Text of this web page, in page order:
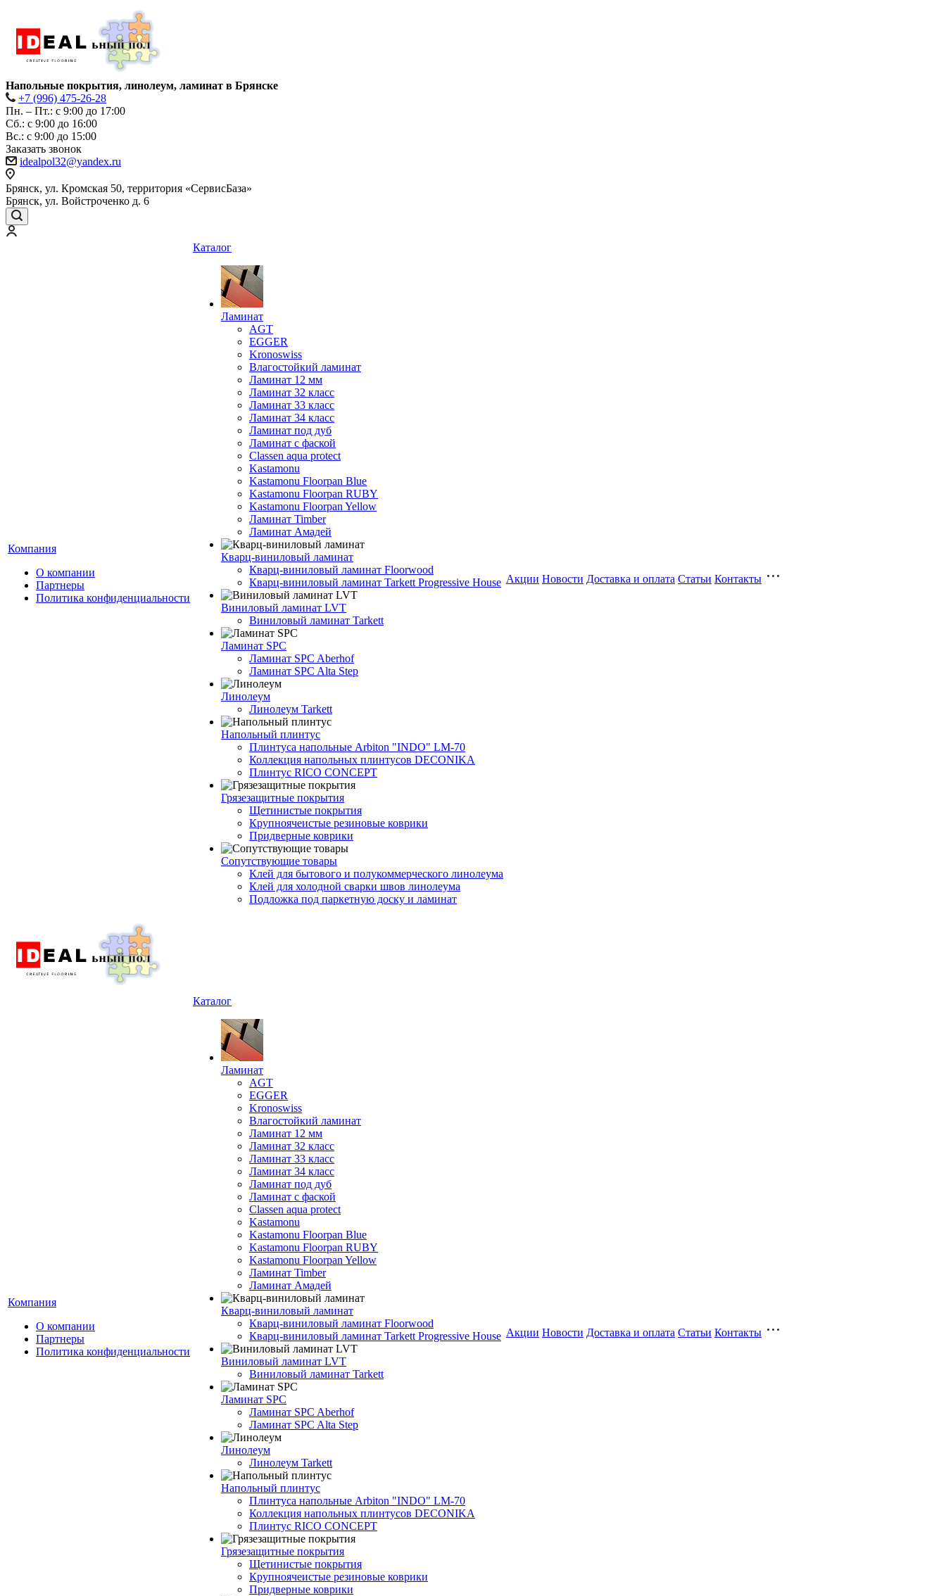
Напольные покрытия, линолеум, ламинат в Брянске
+7 (996) 475-26-28
Пн. – Пт.: с 9:00 до 17:00
Сб.: с 9:00 до 16:00
Bc.: с 9:00 до 15:00
Заказать звонок
idealpol32@yandex.ru
Брянск, ул. Кромская 50, территория «СервисБаза»
Брянск, ул. Войстроченко д. 6
Компания
О компании
Партнеры
Политика конфиденциальности
Каталог
Ламинат
AGT
EGGER
Kronoswiss
Влагостойкий ламинат
Ламинат 12 мм
Ламинат 32 класс
Ламинат 33 класс
Ламинат 34 класс
Ламинат под дуб
Ламинат с фаской
Classen aqua protect
Kastamonu
Kastamonu Floorpan Blue
Kastamonu Floorpan RUBY
Kastamonu Floorpan Yellow
Ламинат Timber
Ламинат Амадей
Кварц-виниловый ламинат
Кварц-виниловый ламинат Floorwood
Кварц-виниловый ламинат Tarkett Progressive House
Виниловый ламинат LVT
Виниловый ламинат Tarkett
Ламинат SPC
Ламинат SPC Aberhof
Ламинат SPC Alta Step
Линолеум
Линолеум Tarkett
Напольный плинтус
Плинтуса напольные Arbiton "INDO" LM-70
Коллекция напольных плинтусов DECONIKA
Плинтус RICO CONCEPT
Грязезащитные покрытия
Щетинистые покрытия
Крупноячеистые резиновые коврики
Придверные коврики
Сопутствующие товары
Клей для бытового и полукоммерческого линолеума
Клей для холодной сварки швов линолеума
Подложка под паркетную доску и ламинат
Акции Новости Доставка и оплата Статьи Контакты
Компания
О компании
Партнеры
Политика конфиденциальности
Каталог
Ламинат
AGT
EGGER
Kronoswiss
Влагостойкий ламинат
Ламинат 12 мм
Ламинат 32 класс
Ламинат 33 класс
Ламинат 34 класс
Ламинат под дуб
Ламинат с фаской
Classen aqua protect
Kastamonu
Kastamonu Floorpan Blue
Kastamonu Floorpan RUBY
Kastamonu Floorpan Yellow
Ламинат Timber
Ламинат Амадей
Кварц-виниловый ламинат
Кварц-виниловый ламинат Floorwood
Кварц-виниловый ламинат Tarkett Progressive House
Виниловый ламинат LVT
Виниловый ламинат Tarkett
Ламинат SPC
Ламинат SPC Aberhof
Ламинат SPC Alta Step
Линолеум
Линолеум Tarkett
Напольный плинтус
Плинтуса напольные Arbiton "INDO" LM-70
Коллекция напольных плинтусов DECONIKA
Плинтус RICO CONCEPT
Грязезащитные покрытия
Щетинистые покрытия
Крупноячеистые резиновые коврики
Придверные коврики
Акции Новости Доставка и оплата Статьи Контакты